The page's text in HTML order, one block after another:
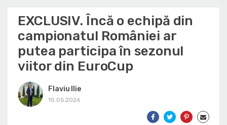
EXCLUSIV. Încă o echipă din
campionatul României ar
putea participa în sezonul
viitor din EuroCup
Flaviu Ilie
15.05.2026